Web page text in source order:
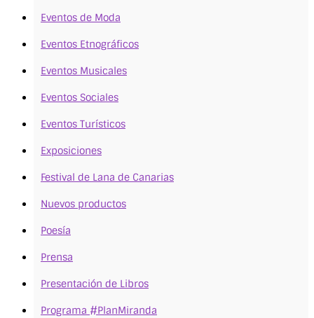
Eventos de Moda
Eventos Etnográficos
Eventos Musicales
Eventos Sociales
Eventos Turísticos
Exposiciones
Festival de Lana de Canarias
Nuevos productos
Poesía
Prensa
Presentación de Libros
Programa #PlanMiranda